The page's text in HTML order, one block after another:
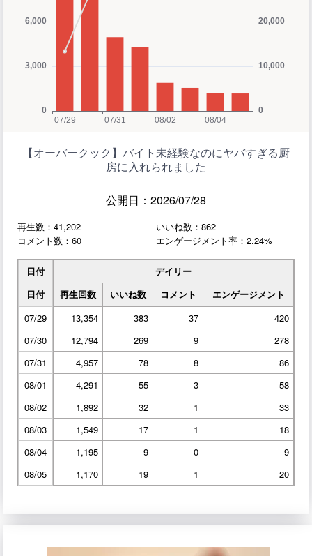
【オーバークック】バイト未経験なのにヤバすぎる厨
房に入れられました
公開日：2026/07/28
再生数：41,202
いいね数：862
コメント数：60
エンゲージメント率：2.24%
日付
デイリー
日付
再生回数 いいね数 コメント
エンゲージメント
07/29
13,354 383 37
420
07/30
12,794 269 9
278
07/31
4,957 78 8
86
08/01
4,291 55 3
58
08/02
1,892 32 1
33
08/03
1,549 17 1
18
08/04
1,195 9 0
9
08/05
1,170 19 1 20